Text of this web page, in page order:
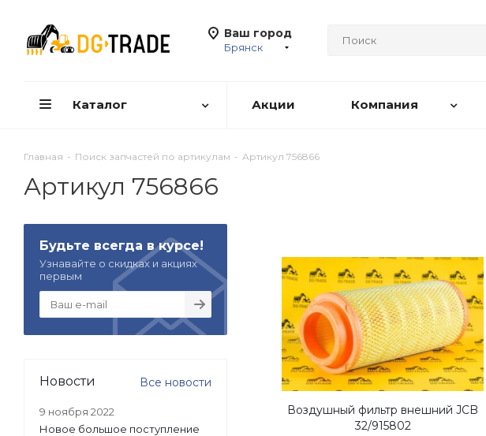
Ваш город
Брянск
Каталог Акции Компания
Главная - Поиск запчастей по артикулам - Артикул 756866
Артикул 756866
Воздушный фильтр внешний JCB
32/915802
Будьте всегда в курсе!
Узнавайте о скидках и акциях
первым
Новости Все новости
9 ноября 2022
Новое большое поступление